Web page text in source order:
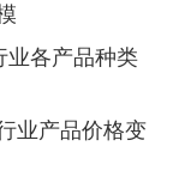
各产品种类
业产品价格变